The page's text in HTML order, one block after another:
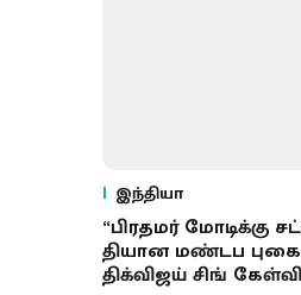
இந்தியா
“பிரதமர் மோடிக்கு
தியான மண்டப
திக்விஜய் சிங் கேள்வி